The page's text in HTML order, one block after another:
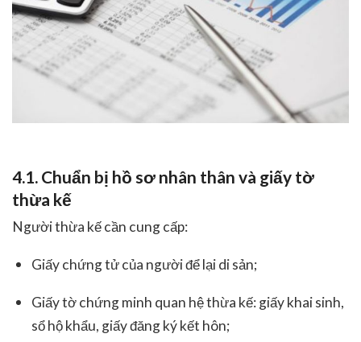
4.1. Chuẩn bị hồ sơ nhân thân và giấy tờ
thừa kế
Người thừa kế cần cung cấp:
Giấy chứng tử của người để lại di sản;
Giấy tờ chứng minh quan hệ thừa kế: giấy khai sinh,
sổ hộ khẩu, giấy đăng ký kết hôn;